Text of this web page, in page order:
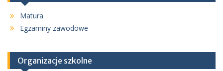
Matura
Egzaminy zawodowe
Organizacje szkolne